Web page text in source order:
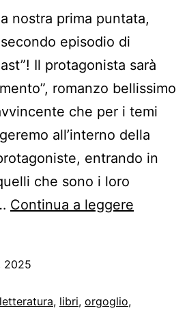
nostra prima puntata,
episodio di
Il protagonista sarà
romanzo bellissimo
che per i temi
all’interno della
entrando in
che sono i loro
Continua a leggere
2025
letteratura, libri, orgoglio,